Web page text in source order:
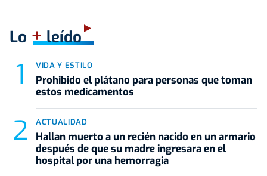
Lo +leído
VIDA Y ESTILO
Prohibido el plátano para personas que toman
estos medicamentos
ACTUALIDAD
Hallan muerto a un recién nacido en un armario
después de que su madre ingresara en el
hospital por una hemorragia